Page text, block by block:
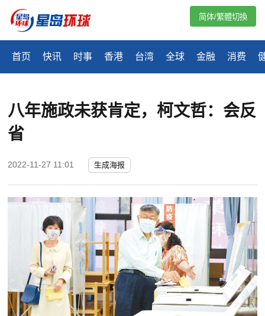
首页 快讯 时事 香港 台湾 全球 金融 消费
简体/繁體切換
八年施政未获肯定，柯文哲：会反
省
2022-11-27 11:01 生成海报